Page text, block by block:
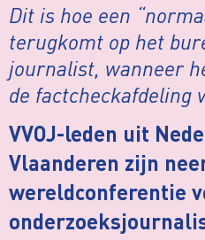
Dit is hoe een
terugkomt op het
journalist, wanneer
de factcheckafdeling
VVOJ-leden uit
Vlaanderen zijn
wereldconferentie